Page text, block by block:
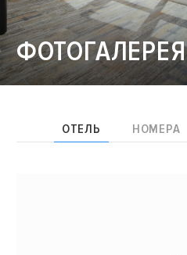
ФОТОГАЛЕРЕЯ
ОТЕЛЬ НОМЕРА